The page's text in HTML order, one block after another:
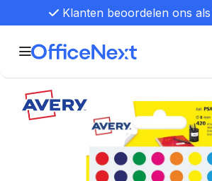
Klanten beoordelen ons